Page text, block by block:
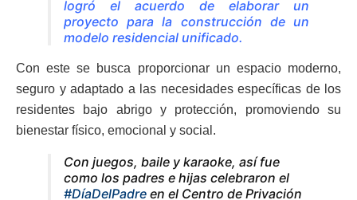
logró el acuerdo de elaborar un
proyecto para la construcción de un
modelo residencial unificado.
Con este se busca proporcionar un espacio moderno,
seguro y adaptado a las necesidades específicas de los
residentes bajo abrigo y protección, promoviendo su
bienestar físico, emocional y social.
Con juegos, baile y karaoke, así fue
como los padres e hijas celebraron el
#DíaDelPadre en el Centro de Privación